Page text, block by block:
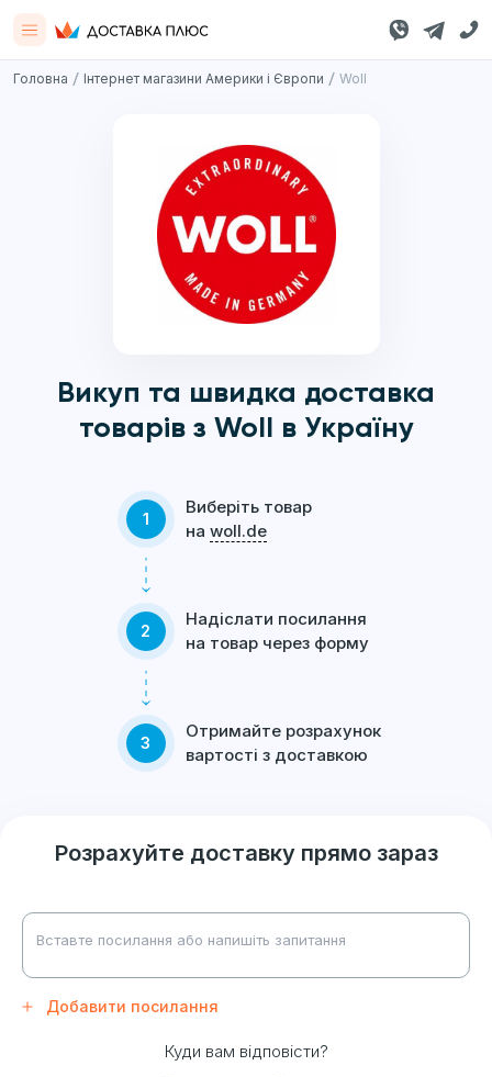
Головна / Інтернет магазини Америки і Європи / Woll
Викуп та швидка доставка
товарів з Woll в Україну
1
Виберіть товар
на woll.de
2
Надіслати посилання
на товар через форму
3
Отримайте розрахунок
вартості з доставкою
Розрахуйте доставку прямо зараз
Добавити посилання
Куди вам відповісти?